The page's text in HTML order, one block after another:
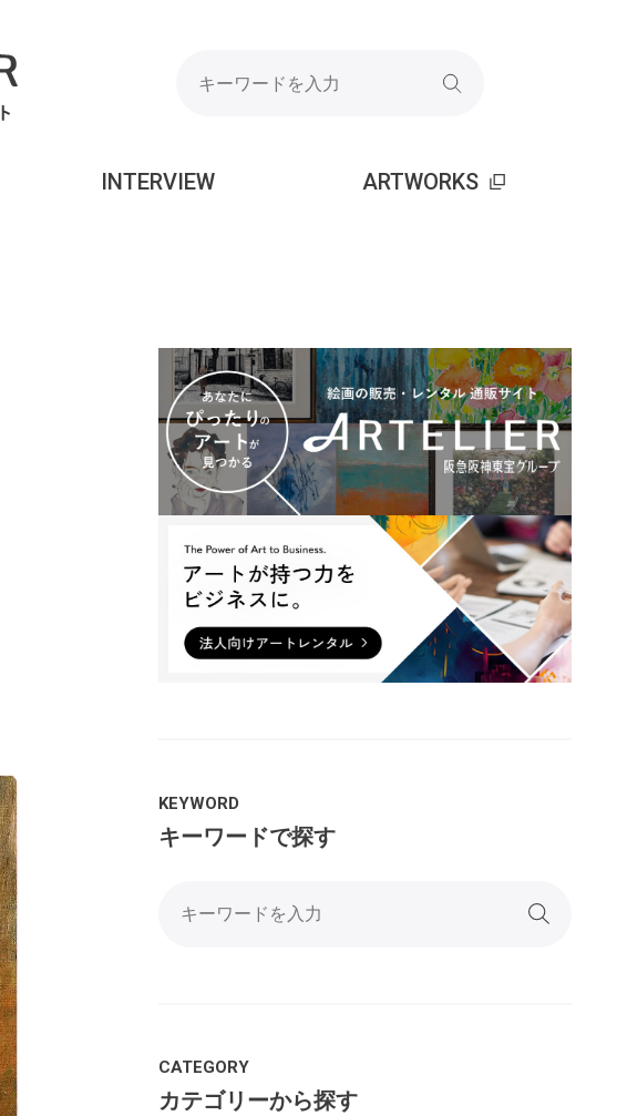
INTERVIEW ARTWORKS
KEYWORD
キーワードで探す
CATEGORY
カテゴリーから探す